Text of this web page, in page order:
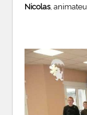
Nicolas,